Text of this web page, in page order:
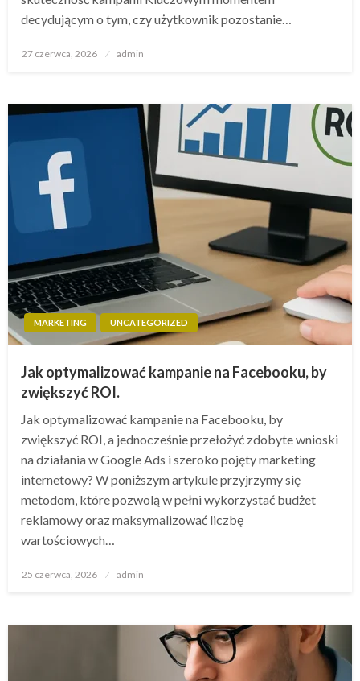
decydującym o tym, czy użytkownik pozostanie…
Opublikowane
27 czerwca, 2026 admin
MARKETING UNCATEGORIZED
Jak optymalizować kampanie na Facebooku, by
zwiększyć ROI.
Jak optymalizować kampanie na Facebooku, by
zwiększyć ROI, a jednocześnie przełożyć zdobyte wnioski
na działania w Google Ads i szeroko pojęty marketing
internetowy? W poniższym artykule przyjrzymy się
metodom, które pozwolą w pełni wykorzystać budżet
reklamowy oraz maksymalizować liczbę
wartościowych…
Opublikowane
25 czerwca, 2026 admin